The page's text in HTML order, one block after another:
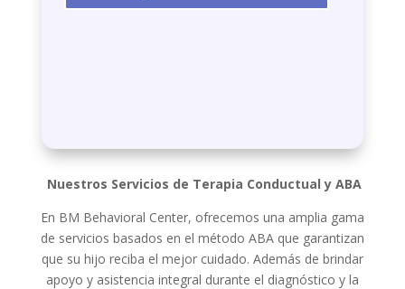
Nuestros Servicios de Terapia Conductual y ABA
En BM Behavioral Center, ofrecemos una amplia gama
de servicios basados en el método ABA que garantizan
que su hijo reciba el mejor cuidado. Además de brindar
apoyo y asistencia integral durante el diagnóstico y la